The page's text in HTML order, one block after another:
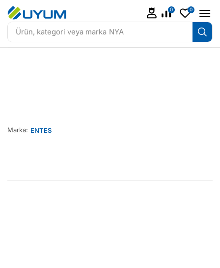
Ürün, kategori veya marka NYA
0 0
Marka: ENTES